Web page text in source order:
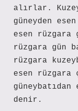
alırlar.
güneyden
esen rüzgara
rüzgara gün
rüzgara
esen rüzgara
denir.